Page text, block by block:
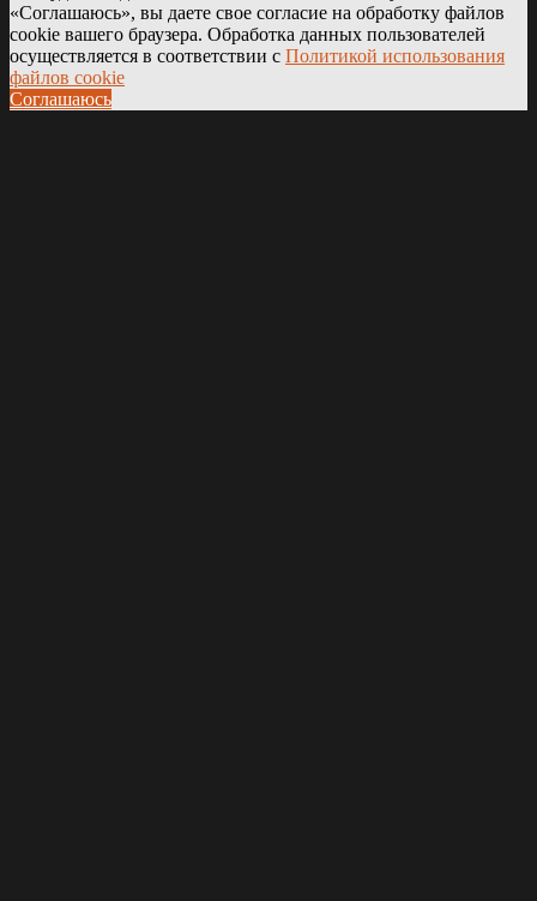
«Соглашаюсь», вы даете свое согласие на обработку файлов
cookie вашего браузера. Обработка данных пользователей
осуществляется в соответствии с Политикой использования
файлов cookie
Соглашаюсь